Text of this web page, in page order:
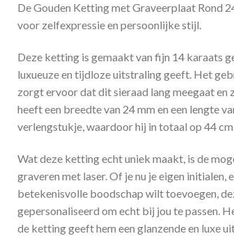
De Gouden Ketting met Graveerplaat Rond
voor zelfexpressie en persoonlijke stijl.
Deze ketting is gemaakt van fijn 14 karaats
luxueuze en tijdloze uitstraling geeft. Het
zorgt ervoor dat dit sieraad lang meegaat en
heeft een breedte van 24 mm en een lengte
verlengstukje, waardoor hij in totaal op 44
Wat deze ketting echt uniek maakt, is de
graveren met laser. Of je nu je eigen initialen,
betekenisvolle boodschap wilt toevoegen,
gepersonaliseerd om echt bij jou te passen.
de ketting geeft hem een glanzende en luxe